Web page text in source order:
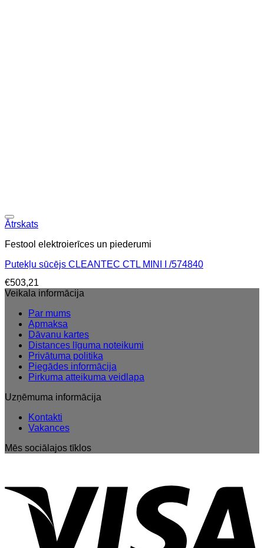
Ātrskats
Festool elektroierīces un piederumi
Putekļu sūcējs CLEANTEC CTL MINI I /574840
€503,21
Veikala informācija
Par mums
Apmaksa
Dāvanu kartes
Distances līguma noteikumi
Privātuma politika
Piegādes informācija
Pirkuma atteikuma veidlapa
Uzņēmuma informācija
Kontakti
Vakances
Mēs sociālajos tīklos